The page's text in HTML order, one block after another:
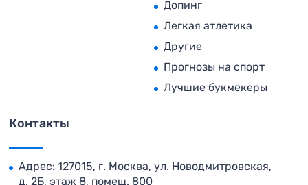
Допинг
Легкая атлетика
Другие
Прогнозы на спорт
Лучшие букмекеры
Контакты
Адрес: 127015, г. Москва, ул. Новодмитровская,
д. 2Б, этаж 8, помещ. 800